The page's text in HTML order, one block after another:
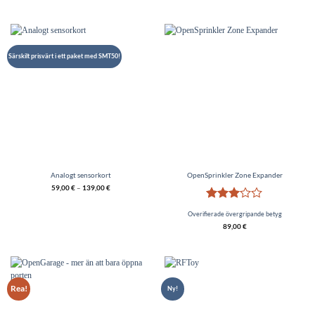
Särskilt prisvärt i ett paket med SMT50!
Analogt sensorkort
59,00€– 139,00€
OpenSprinkler Zone Expander
Betygsatt
av 5
Overifierade övergripande betyg
89,00€
Rea! Ny!